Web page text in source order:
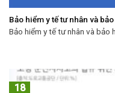
Bảo hiểm y tế tư nhân và
Bảo hiểm y tế tư nhân và bảo
18